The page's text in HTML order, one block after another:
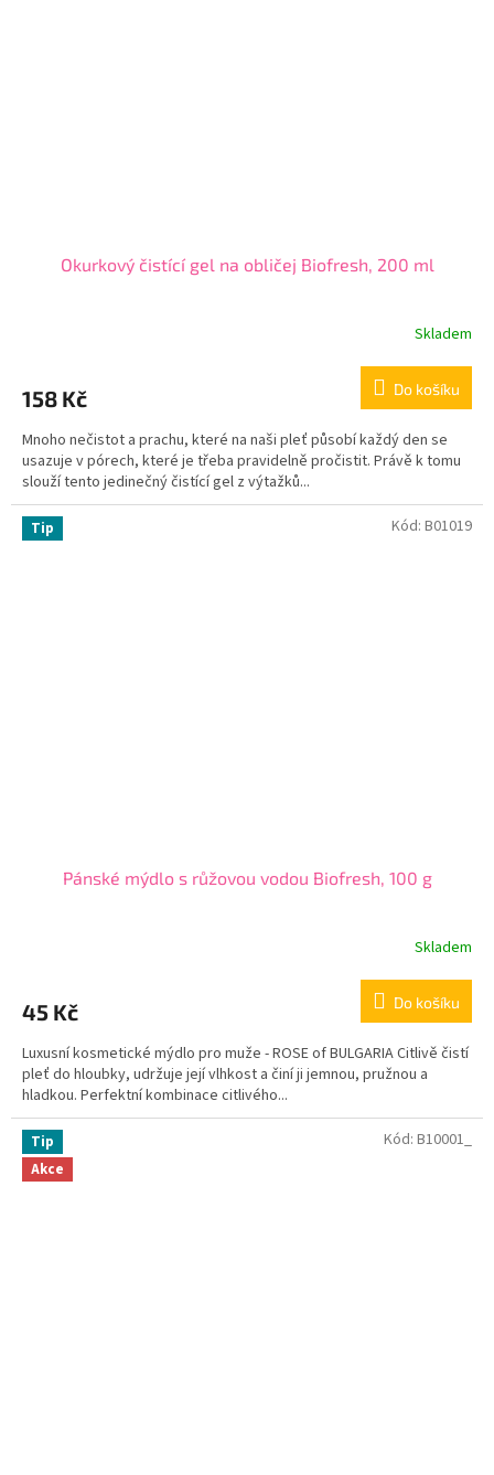
Okurkový čistící gel na obličej Biofresh, 200 ml
Skladem
158 Kč Do košíku
Mnoho nečistot a prachu, které na naši pleť působí každý den se
usazuje v pórech, které je třeba pravidelně pročistit. Právě k tomu
slouží tento jedinečný čistící gel z výtažků...
Tip
Pánské mýdlo s růžovou vodou Biofresh, 100 g
Skladem
45 Kč Do košíku
Luxusní kosmetické mýdlo pro muže - ROSE of BULGARIA Citlivě čistí
pleť do hloubky, udržuje její vlhkost a činí ji jemnou, pružnou a
hladkou. Perfektní kombinace citlivého...
Kód: B01019
Tip
Akce
Kód: B10001_